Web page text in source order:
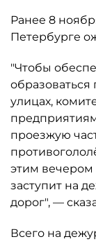
Ранее 8
Петербурге
"Чтобы
образоваться
улицах,
проезжую
этим вечером
заступит на
дорог", —
Всего на